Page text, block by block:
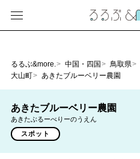
るるぶ&more. 中国・四国 鳥取県
大山町
あきたブルーベリー農園
あきたブルーベリー農園
あきたぶるーべりーのうえん
スポット